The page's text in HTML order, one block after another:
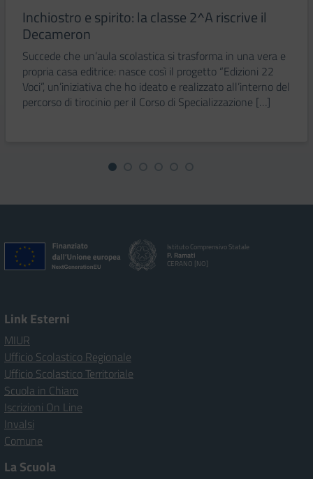
Inchiostro e spirito: la classe 2^A riscrive il
Decameron
Succede che un’aula scolastica si trasforma in una vera e
propria casa editrice: nasce così il progetto “Edizioni 22
Voci”, un’iniziativa che ho ideato e realizzato all’interno del
percorso di tirocinio per il Corso di Specializzazione […]
Istituto Comprensivo Statale
P. Ramati
CERANO [NO]
Link Esterni
MIUR
Ufficio Scolastico Regionale
Ufficio Scolastico Territoriale
Scuola in Chiaro
Iscrizioni On Line
Invalsi
Comune
La Scuola